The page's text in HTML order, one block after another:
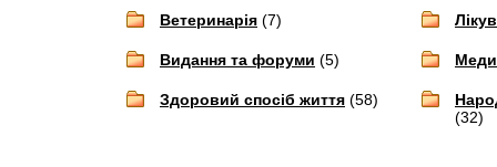
Ветеринарія (7)
Видання та форуми (5)
Здоровий спосіб життя (58)
(32)